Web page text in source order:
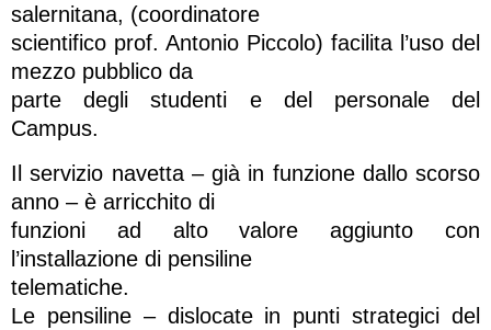
salernitana, (coordinatore
scientifico prof. Antonio Piccolo) facilita l’uso del
mezzo pubblico da
parte degli studenti e del personale del
Campus.
Il servizio navetta – già in funzione dallo scorso
anno – è arricchito di
funzioni ad alto valore aggiunto con
l’installazione di pensiline
telematiche.
Le pensiline – dislocate in punti strategici del